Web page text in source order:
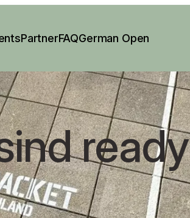
PartnerFAQGerman Open
ready